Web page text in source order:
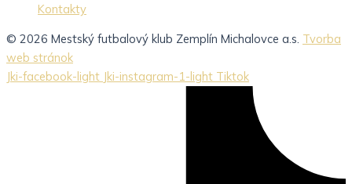
Kontakty
© 2026 Mestský futbalový klub Zemplín Michalovce a.s. Tvorba
web stránok
Jki-facebook-light Jki-instagram-1-light Tiktok